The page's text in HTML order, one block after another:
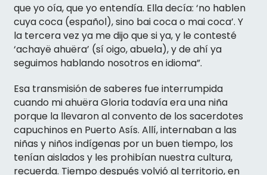
que yo oía, que yo entendía. Ella decía: ‘no hablen
cuya coca (español), sino bai coca o mai coca’. Y
la tercera vez ya me dijo que si ya, y le contesté
‘achayë ahuëra’ (sí oigo, abuela), y de ahí ya
seguimos hablando nosotros en idioma”.
Esa transmisión de saberes fue interrumpida
cuando mi ahuëra Gloria todavía era una niña
porque la llevaron al convento de los sacerdotes
capuchinos en Puerto Asís. Allí, internaban a las
niñas y niños indígenas por un buen tiempo, los
tenían aislados y les prohibían nuestra cultura,
recuerda. Tiempo después volvió al territorio, en